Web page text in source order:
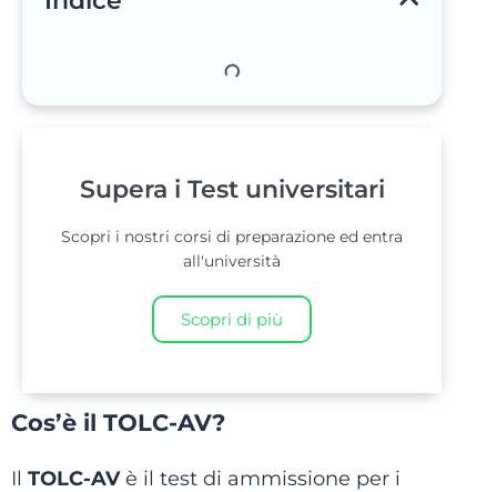
Supera i Test universitari
Scopri i nostri corsi di preparazione ed entra
all'università
Scopri di più
Cos’è il TOLC-AV?
Il TOLC-AVè il test di ammissione per i